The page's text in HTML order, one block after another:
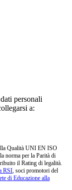
personali
a:
Qualità UNI EN ISO
norma per la Parità di
il Rating di legalità.
RSI, soci promotori del
di Educazione alla